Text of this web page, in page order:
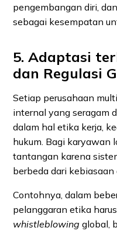
pengembangan diri,
sebagai kesempatan
5. Adaptasi
dan Regulasi
Setiap perusahaan
internal yang seragam
dalam hal etika kerja,
hukum. Bagi karyawan
tantangan karena
berbeda dari kebiasaan
Contohnya, dalam
pelanggaran etika
whistleblowing global,